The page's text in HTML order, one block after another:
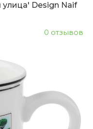
Design Naif
0 отзывов